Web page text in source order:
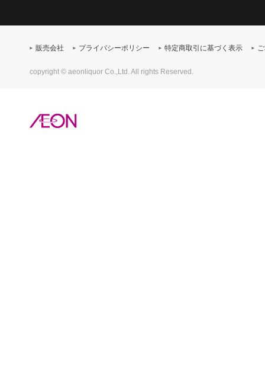
販売会社 プライバシーポリシー 特定商取引に基づく表示
copyright © aeonliquor Co.,Ltd. All rights Reserved.